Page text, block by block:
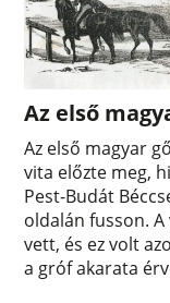
Az első
Az első magyar
vita előzte meg,
Pest-Budát
oldalán fusson.
vett, és ez volt
a gróf akarata